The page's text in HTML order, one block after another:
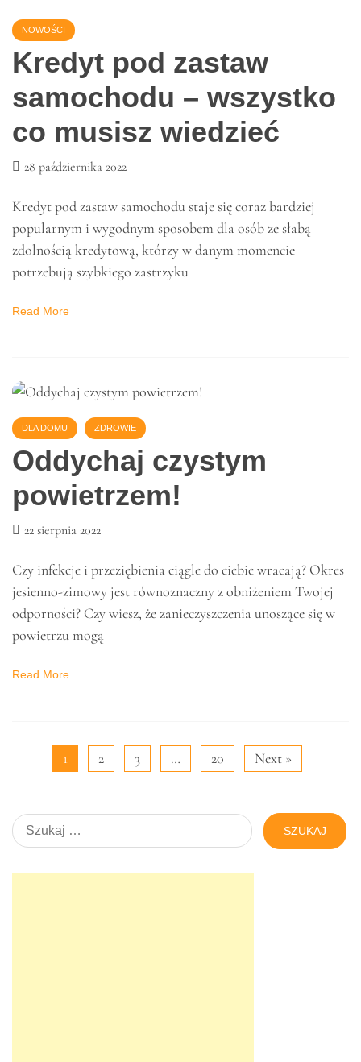
biżuterii, która świadczy
Read More
NOWOŚCI
Kredyt pod zastaw
samochodu – wszystko
co musisz wiedzieć
Kredyt pod zastaw samochodu staje się coraz bardziej
zdolnością kredytową, którzy w danym momencie
potrzebują szybkiego zastrzyku
Read More
DLA DOMU ZDROWIE
Oddychaj czystym
powietrzem!
Czy infekcje i przeziębienia ciągle do ciebie wracają? Okres
jesienno-zimowy jest równoznaczny z obniżeniem Twojej
powietrzu mogą